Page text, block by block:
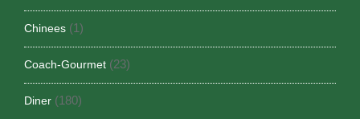
Chinees (1)
Coach-Gourmet (23)
Diner (180)